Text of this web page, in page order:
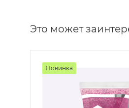
Это может
Новинка